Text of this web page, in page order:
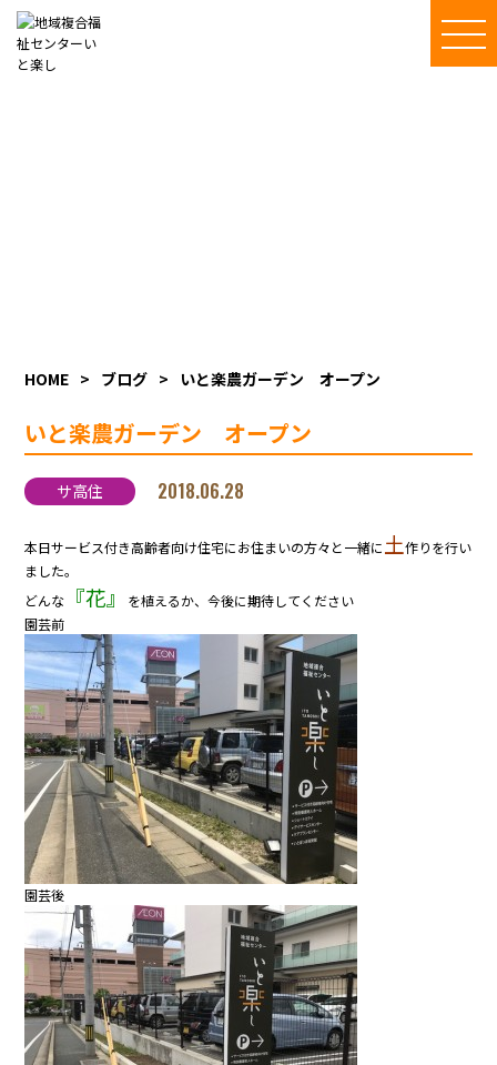
HOME > ブログ > いと楽農ガーデン オープン
いと楽農ガーデン オープン
サ高住 2018.06.28
本日サービス付き高齢者向け住宅にお住まいの方々と一緒に 土作りを行い
ました。
どんな
『花』
を植えるか、今後に期待してください
園芸前
園芸後